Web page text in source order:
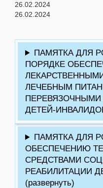
26.02.2024
26.02.2024
ПАМЯТКА ДЛЯ
ПОРЯДКЕ
ЛЕЧЕБНЫМ
ПЕРЕВЯЗОЧНЫМИ
ДЕТЕЙ-ИНВАЛИДОВ
ПАМЯТКА ДЛЯ
ОБЕСПЕЧЕНИЮ
СРЕДСТВАМИ
РЕАБИЛИТАЦИИ
(развернуть)